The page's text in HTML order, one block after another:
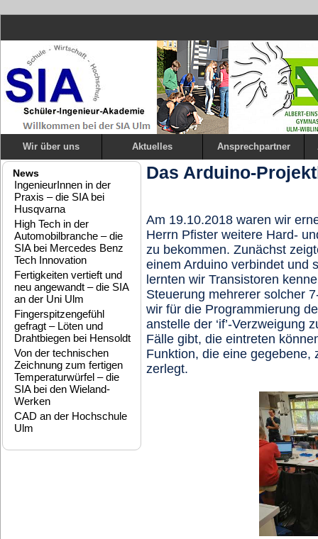
Wir über uns Aktuelles Ansprechpartner
News
IngenieurInnen in der
Praxis – die SIA bei
Husqvarna
High Tech in der
Automobilbranche – die
SIA bei Mercedes Benz
Tech Innovation
Fertigkeiten vertieft und
neu angewandt – die SIA
an der Uni Ulm
Fingerspitzengefühl
gefragt – Löten und
Drahtbiegen bei Hensoldt
Von der technischen
Zeichnung zum fertigen
Temperaturwürfel – die
SIA bei den Wieland-
Werken
CAD an der Hochschule
Ulm
Das Arduino-
Am 19.10.2018 waren wir
Herrn Pfister weitere Hard-
zu bekommen. Zunächst
einem Arduino verbindet und
lernten wir Transistoren
Steuerung mehrerer solcher
wir für die Programmierung
anstelle der ‘if’-Verzweigung
Fälle gibt, die eintreten
Funktion, die eine gegebene,
zerlegt.